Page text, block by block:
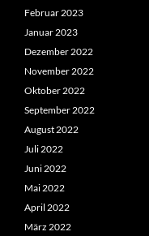
Februar 2023
Januar 2023
Dezember 2022
November 2022
Oktober 2022
September 2022
August 2022
Juli 2022
Juni 2022
Mai 2022
April 2022
März 2022